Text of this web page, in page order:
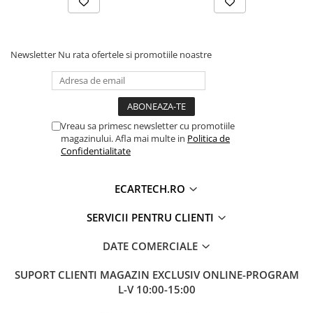
Invertoare auto
Testere auto
Cabluri Audio
Intretinere auto
Aspirator
Trusa cale distributie
Echipamente service auto
Newsletter Nu rata ofertele si promotiile noastre
Vreau sa primesc newsletter cu promotiile
magazinului. Afla mai multe in Politica de
Confidentialitate
ECARTECH.RO
SERVICII PENTRU CLIENTI
DATE COMERCIALE
SUPORT CLIENTI MAGAZIN EXCLUSIV ONLINE-PROGRAM
L-V 10:00-15:00